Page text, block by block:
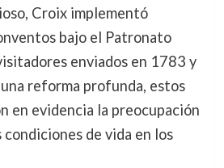
Croix implementó
bajo el Patronato
enviados en 1783 y
reforma profunda, estos
en evidencia la preocupación
condiciones de vida en los